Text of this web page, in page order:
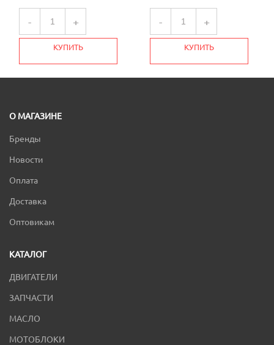
- +
КУПИТЬ
- +
КУПИТЬ
О МАГАЗИНЕ
Бренды
Новости
Оплата
Доставка
Оптовикам
КАТАЛОГ
ДВИГАТЕЛИ
ЗАПЧАСТИ
МАСЛО
МОТОБЛОКИ